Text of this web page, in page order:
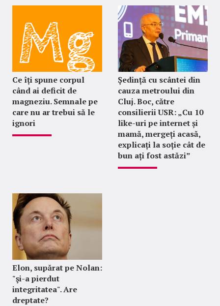
Ce îți spune corpul
când ai deficit de
magneziu. Semnale pe
care nu ar trebui să le
ignori
Ședință cu scântei din
cauza metroului din
Cluj. Boc, către
consilierii USR: „Cu 10
like-uri pe internet și
mamă, mergeți acasă,
explicați la soție cât de
bun ați fost astăzi”
Elon, supărat pe Nolan:
"şi-a pierdut
integritatea". Are
dreptate?